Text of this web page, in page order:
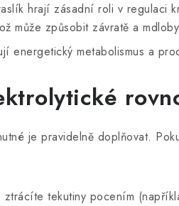
hrají zásadní roli v regulaci
může způsobit závratě a
energetický metabolismus a
je pravidelně doplňovat.
tekutiny pocením